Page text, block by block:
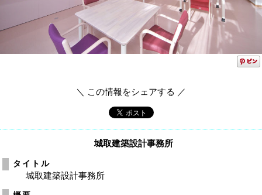
＼ この情報をシェアする ／
城取建築設計事務所
タイトル
城取建築設計事務所